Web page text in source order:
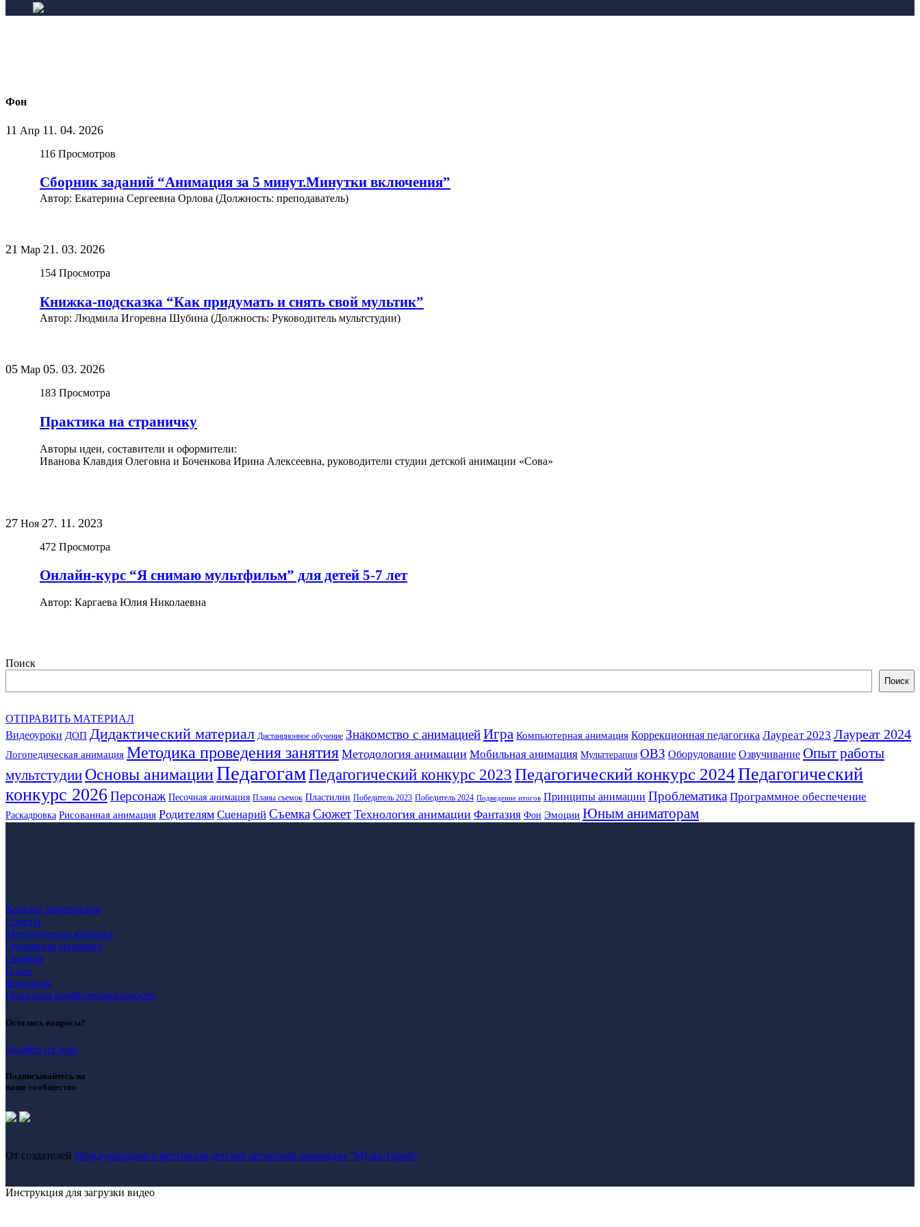
Фон
11 Апр 11. 04. 2026
116 Просмотров
Сборник заданий “Анимация за 5 минут.Минутки включения”
Автор: Екатерина Сергеевна Орлова (Должность: преподаватель)
21 Мар 21. 03. 2026
154 Просмотра
Книжка-подсказка “Как придумать и снять свой мультик”
Автор: Людмила Игоревна Шубина (Должность: Руководитель мультстудии)
05 Мар 05. 03. 2026
183 Просмотра
Практика на страничку
Авторы идеи, составители и оформители:
Иванова Клавдия Олеговна и Боченкова Ирина Алексеевна, руководители студии детской анимации «Сова»
27 Ноя 27. 11. 2023
472 Просмотра
Онлайн-курс “Я снимаю мультфильм” для детей 5-7 лет
Автор: Каргаева Юлия Николаевна
Поиск
Поиск
ОТПРАВИТЬ МАТЕРИАЛ
Видеоуроки ДОП Дидактический материал Дистанционное обучение Знакомство с анимациейИгра Компьютерная анимация Коррекционная педагогика Лауреат 2023 Лауреат 2024
Логопедическая анимация Методика проведения занятия Методология анимации Мобильная анимация Мульттерапия ОВЗ Оборудование Озвучивание Опыт работы
мультстудии Основы анимацииПедагогамПедагогический конкурс 2023Педагогический конкурс 2024Педагогический
конкурс 2026Персонаж Песочная анимация Планы съемок Пластилин Победитель 2023 Победитель 2024 Подведение итогов Принципы анимации Проблематика Программное обеспечение
Раскадровка Рисованная анимация Родителям Сценарий СъемкаСюжет Технология анимации Фантазия Фон Эмоции Юным аниматорам
Каталог материалов
Советы
Методическая копилка
Отправить материал
Главная
О нас
Контакты
Политика конфиденциальности
Остались вопросы?
Задайте их нам
Подписывайтесь на
наше сообщество
От создателей Международного фестиваля детской авторской анимации "Мульт-Горой"
Инструкция для загрузки видео